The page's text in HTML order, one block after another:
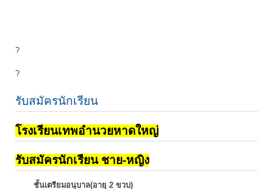
?
?
รับสมัครนักเรียน
โรงเรียนเทพอำนวยหาดใหญ่
รับสมัครนักเรียน ชาย-หญิง
ชั้นเตรียมอนุบาล(อายุ 2 ขวบ)